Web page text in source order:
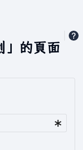
」的頁面